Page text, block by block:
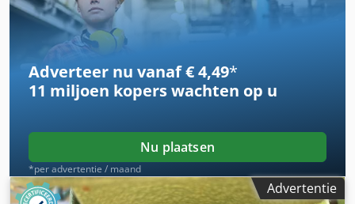
Toerental: 1400 / 2800 tpm Werkstukspanner: Ja Voeding:
Handhendel Werkhoogte / tafelhoogte: 890 mm met
verlichting Chjdpfx Aqszd Hntoqoa Locatie: Nattheim
Adverteer nu vanaf € 4,49*
11 miljoen koperswachten op u
Nu plaatsen
*per advertentie / maand
Advertentie